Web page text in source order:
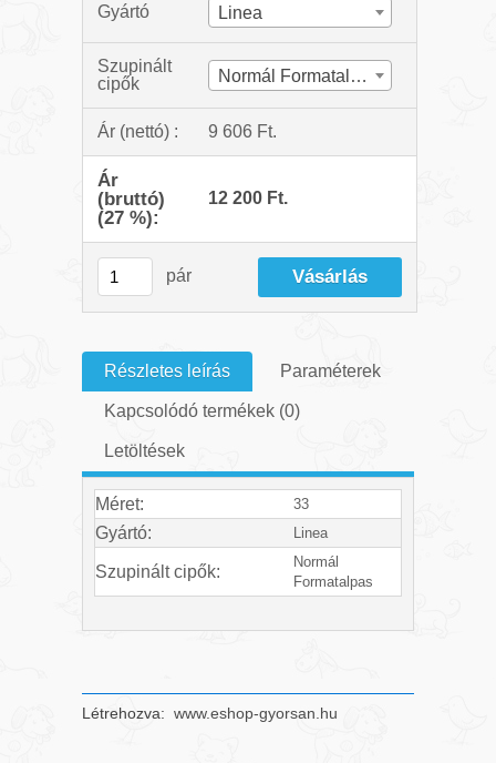
Gyártó Linea
Szupinált
cipők
Normál Formatalpas
Ár (nettó) : 9 606 Ft.
Ár
(bruttó)
(27 %):
12 200 Ft.
pár
Részletes leírás Paraméterek
Kapcsolódó termékek (0)
Letöltések
Méret: 33
Gyártó: Linea
Szupinált cipők:
Normál
Formatalpas
Létrehozva: www.eshop-gyorsan.hu